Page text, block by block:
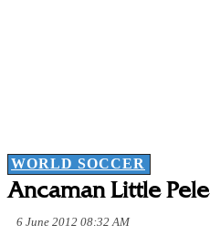
WORLD SOCCER
Ancaman Little Pele
6 June 2012 08:32 AM